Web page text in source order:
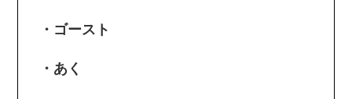
・ゴースト
・あく